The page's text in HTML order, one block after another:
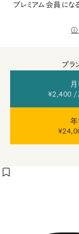
プレミアム会員にな
プラ
¥2,400 /